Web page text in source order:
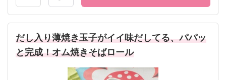
だし入り薄焼き玉子がイイ味だしてる、パパッ
と完成！オム焼きそばロール